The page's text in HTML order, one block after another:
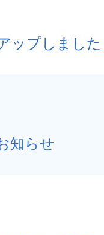
ップしました
知らせ